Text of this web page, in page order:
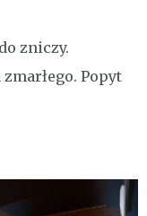
zniczy.
Popyt